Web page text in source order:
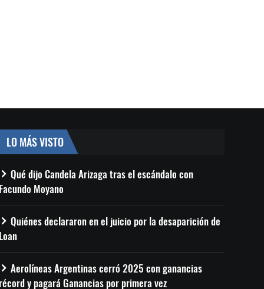
LO MÁS VISTO
Qué dijo Candela Arizaga tras el escándalo con
Facundo Moyano
Quiénes declararon en el juicio por la desaparición de
Loan
Aerolíneas Argentinas cerró 2025 con ganancias
récord y pagará Ganancias por primera vez